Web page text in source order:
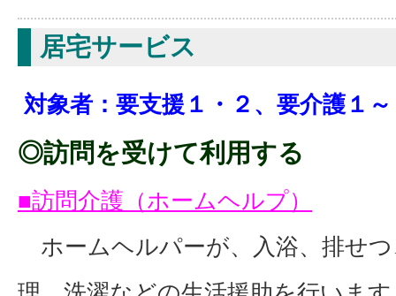
居宅サービス
対象者：要支援１・２、要介護１
◎訪問を受けて利用する
■訪問介護（ホームヘルプ）
ホームヘルパーが、入浴、排せ